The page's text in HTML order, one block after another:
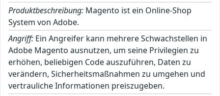
Produktbeschreibung: Magento ist ein Online-Shop
System von Adobe.
Angriff: Ein Angreifer kann mehrere Schwachstellen in
Adobe Magento ausnutzen, um seine Privilegien zu
erhöhen, beliebigen Code auszuführen, Daten zu
verändern, Sicherheitsmaßnahmen zu umgehen und
vertrauliche Informationen preiszugeben.